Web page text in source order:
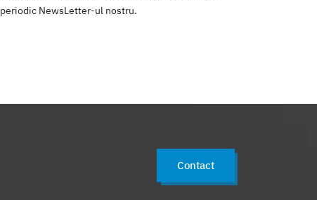
periodic NewsLetter-ul nostru.
Contact